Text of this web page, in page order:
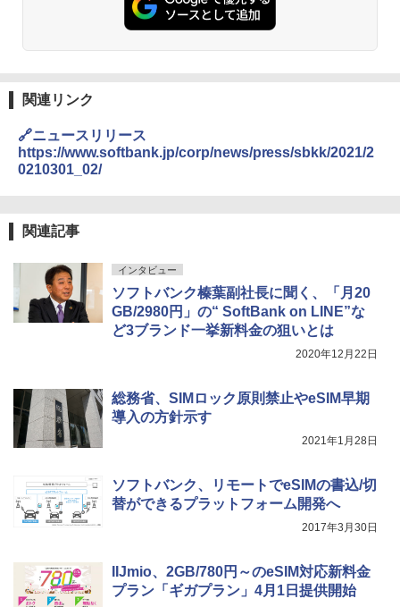
関連リンク
🔗ニュースリリース
https://www.softbank.jp/corp/news/press/sbkk/2021/2
0210301_02/
関連記事
インタビュー
ソフトバンク榛葉副社長に聞く、「月20
GB/2980円」の“ SoftBank on LINE”な
ど3ブランド一挙新料金の狙いとは
2020年12月22日
総務省、SIMロック原則禁止やeSIM早期
導入の方針示す
2021年1月28日
ソフトバンク、リモートでeSIMの書込/切
替ができるプラットフォーム開発へ
2017年3月30日
IIJmio、2GB/780円～のeSIM対応新料金
プラン「ギガプラン」4月1日提供開始